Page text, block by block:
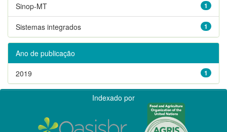
1
Sinop-MT
1
Sistemas integrados
Ano de publicação
1
2019
Indexado por